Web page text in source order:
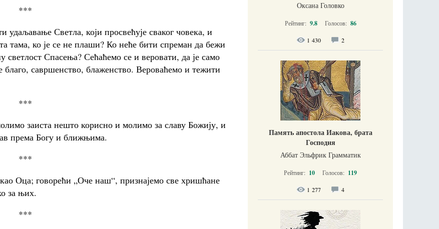
***
Светла, који просвећује сваког човека, и
тама, ко је се не плаши? Ко неће бити спреман да бежи
Спасења? Сећаћемо се и веровати, да је само
благо, савршенство, блаженство. Вероваћемо и тежити
***
заиста нешто корисно и молимо за славу Божију, и
према Богу и ближњима.
***
Оца; говорећи „Оче наш“, признајемо све хришћане
за њих.
***
Оксана Головко
Рейтинг: 9.8 Голосов: 86
1 430 2
Память апостола Иакова, брата
Господня
Аббат Эльфрик Грамматик
Рейтинг: 10 Голосов: 119
1 277 4